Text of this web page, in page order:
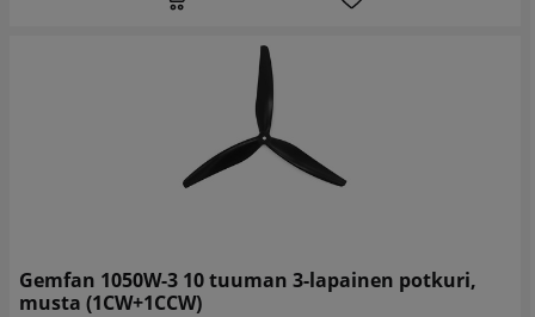
Gemfan 1050W-3 10 tuuman 3-lapainen potkuri,
musta (1CW+1CCW)